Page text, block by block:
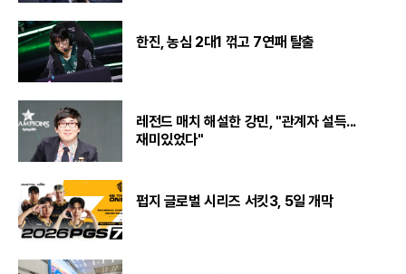
한진, 농심 2대1 꺾고 7연패 탈출
레전드 매치 해설한 강민, "관계자 설득...
재미있었다"
펍지 글로벌 시리즈 서킷3, 5일 개막